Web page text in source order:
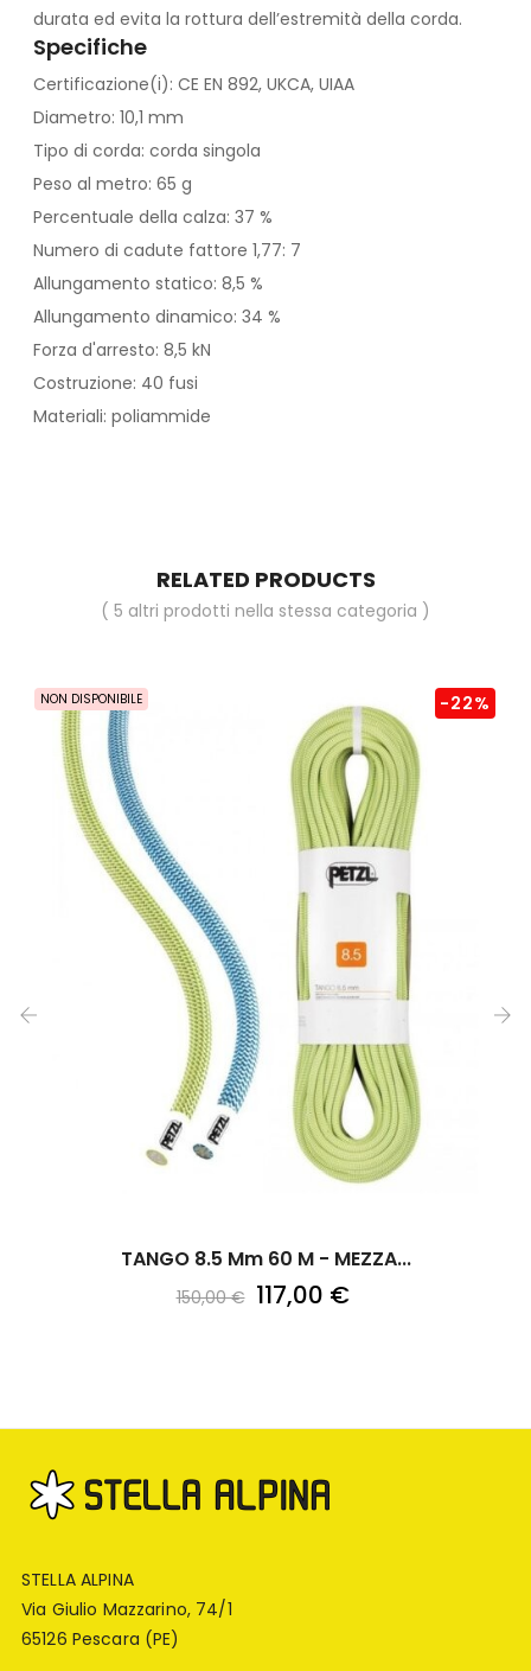
durata ed evita la rottura dell’estremità della corda.
Specifiche
Certificazione(i): CE EN 892, UKCA, UIAA
Diametro: 10,1 mm
Tipo di corda: corda singola
Peso al metro: 65 g
Percentuale della calza: 37 %
Numero di cadute fattore 1,77: 7
Allungamento statico: 8,5 %
Allungamento dinamico: 34 %
Forza d'arresto: 8,5 kN
Costruzione: 40 fusi
Materiali: poliammide
RELATED PRODUCTS
( 5 altri prodotti nella stessa categoria )
NON DISPONIBILE
TANGO 8.5 Mm 60 M - MEZZA...
150,00 €
-22%
117,00 €
STELLA ALPINA
Via Giulio Mazzarino, 74/1
65126 Pescara (PE)